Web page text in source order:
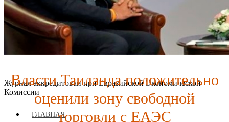
Журнал аккредитован при Евразийской Экономической
Комиссии
ГЛАВНАЯ
Власти Таиланда положительно
оценили зону свободной
торговли с ЕАЭС